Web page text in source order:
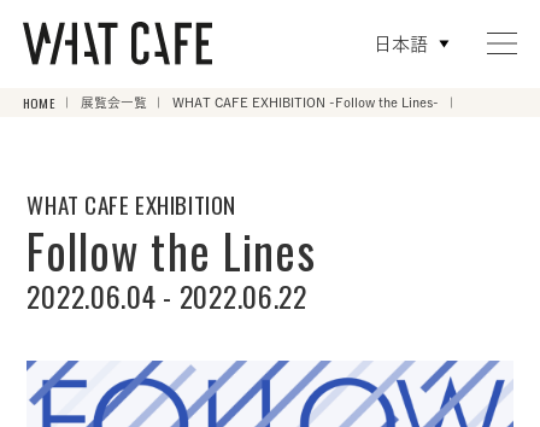
日本語
HOME 展覧会一覧 WHAT CAFE EXHIBITION -Follow the Lines-
WHAT CAFE EXHIBITION
Follow the Lines
2022.06.04 - 2022.06.22